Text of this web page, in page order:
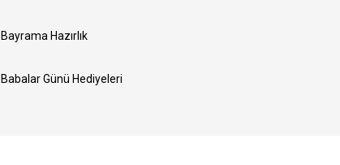
Bayrama Hazırlık
Babalar Günü Hediyeleri